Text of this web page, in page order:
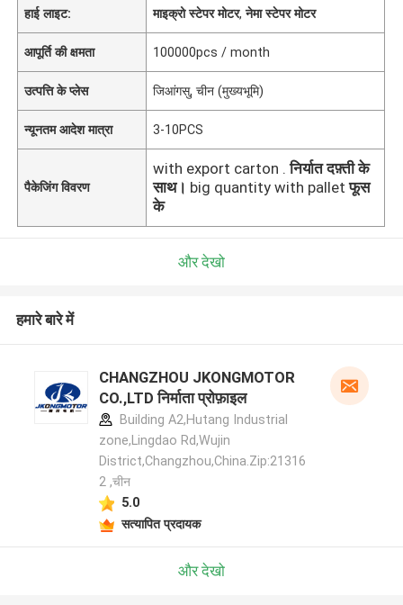
हाई लाइट: माइक्रो स्टेपर मोटर,नेमा स्टेपर मोटर
आपूर्ति की क्षमता 100000pcs / month
उत्पत्ति के प्लेस जिआंगसु, चीन (मुख्यभूमि)
न्यूनतम आदेश मात्रा 3-10PCS
पैकेजिंग विवरण
with export carton . निर्यात दफ़्ती के
साथ। big quantity with pallet फूस
के
और देखो
हमारे बारे में
CHANGZHOU JKONGMOTOR
CO.,LTD निर्माता प्रोफ़ाइल
Building A2,Hutang Industrial
zone,Lingdao Rd,Wujin
District,Changzhou,China.Zip:21316
2 ,चीन
5.0
सत्यापित प्रदायक
और देखो